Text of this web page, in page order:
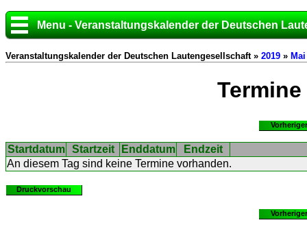
Menu - Veranstaltungskalender der Deutschen
Veranstaltungskalender der Deutschen Lautengesellschaft » 2019 » Mai
Termine
Startdatum Startzeit Enddatum
Endzeit
An diesem Tag sind keine Termine vorhanden.
Druckvorschau